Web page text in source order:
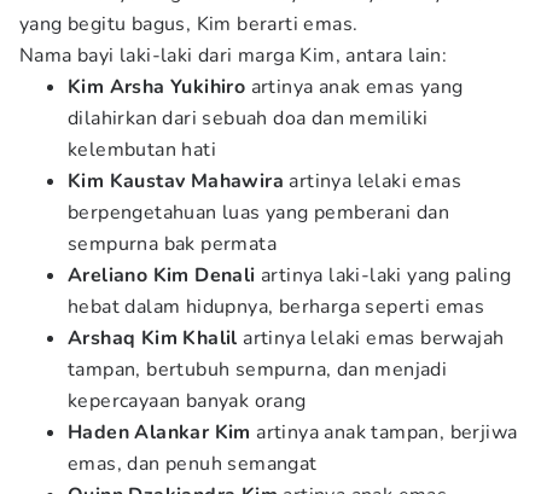
yang begitu bagus, Kim berarti emas.
Nama bayi laki-laki dari marga Kim, antara lain:
Kim Arsha Yukihiro artinya anak emas yang
dilahirkan dari sebuah doa dan memiliki
kelembutan hati
Kim Kaustav Mahawira artinya lelaki emas
berpengetahuan luas yang pemberani dan
sempurna bak permata
Areliano Kim Denali artinya laki-laki yang paling
hebat dalam hidupnya, berharga seperti emas
Arshaq Kim Khalil artinya lelaki emas berwajah
tampan, bertubuh sempurna, dan menjadi
kepercayaan banyak orang
Haden Alankar Kim artinya anak tampan, berjiwa
emas, dan penuh semangat